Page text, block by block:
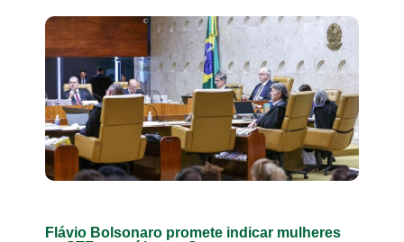
Flávio Bolsonaro promete indicar mulheres